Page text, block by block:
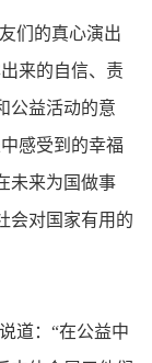
们的真心演出
来的自信、责
公益活动的意
感受到的幸福
未来为国做事
会对国家有用的
道：“在公益中